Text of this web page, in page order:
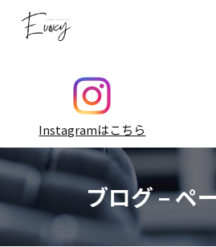
Instagramはこちら
ブログ – ペ